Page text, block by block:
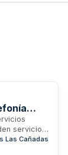
servicio
la
El
Las Cañadas